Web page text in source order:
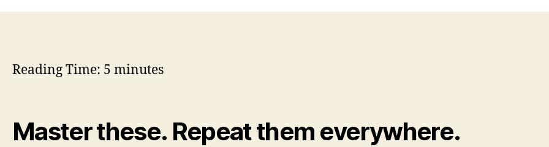
Reading Time: 5 minutes
Master these. Repeat them everywhere.